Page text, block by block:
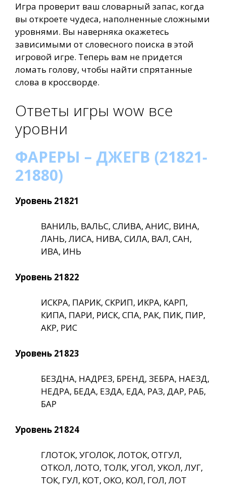
Игра проверит ваш словарный запас, когда
вы откроете чудеса, наполненные сложными
уровнями. Вы наверняка окажетесь
зависимыми от словесного поиска в этой
игровой игре. Теперь вам не придется
ломать голову, чтобы найти спрятанные
слова в кроссворде.
Ответы игры wow все
уровни
ФАРЕРЫ – ДЖЕГВ (21821-
21880)
Уровень 21821
ВАНИЛЬ, ВАЛЬС, СЛИВА, АНИС, ВИНА,
ЛАНЬ, ЛИСА, НИВА, СИЛА, ВАЛ, САН,
ИВА, ИНЬ
Уровень 21822
ИСКРА, ПАРИК, СКРИП, ИКРА, КАРП,
КИПА, ПАРИ, РИСК, СПА, РАК, ПИК, ПИР,
АКР, РИС
Уровень 21823
БЕЗДНА, НАДРЕЗ, БРЕНД, ЗЕБРА, НАЕЗД,
НЕДРА, БЕДА, ЕЗДА, ЕДА, РАЗ, ДАР, РАБ,
БАР
Уровень 21824
ГЛОТОК, УГОЛОК, ЛОТОК, ОТГУЛ,
ОТКОЛ, ЛОТО, ТОЛК, УГОЛ, УКОЛ, ЛУГ,
ТОК, ГУЛ, КОТ, ОКО, КОЛ, ГОЛ, ЛОТ